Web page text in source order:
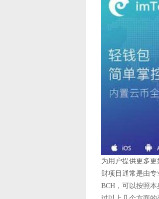
为用户提供更多
财项目通常是由专
BCH，可以按照